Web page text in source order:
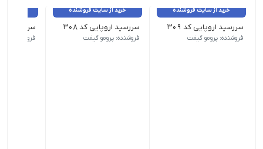
خرید از سایت فروشنده
سررسید اروپایی کد 309
نوع سررسید (سالنامه) اروپایی | ابعاد 13.5×22 | صفحات روزشمار (جمعه مشترک) | صفحات داخلی دو رنگ
فروشنده: پرومو گیفت
خرید از سایت فروشنده
سررسید اروپایی کد 308
نوع سررسید (سالنامه) اروپایی | ابعاد 13.5×22 | صفحات روزشمار (جمعه مشترک) | صفحات داخلی دو رنگ
فروشنده: پرومو گیفت
سررسید
نوع سررسید (سالنامه)
فروشنده: